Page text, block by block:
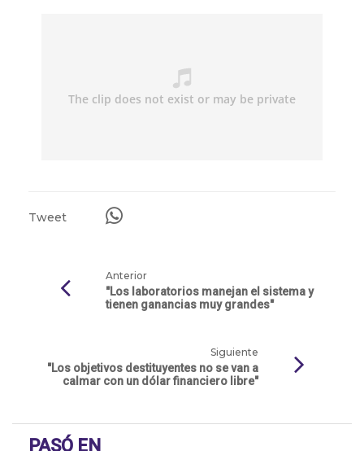
Tweet
Anterior
"Los laboratorios manejan el sistema y
tienen ganancias muy grandes"
Siguiente
"Los objetivos destituyentes no se van a
calmar con un dólar financiero libre"
PASÓ EN